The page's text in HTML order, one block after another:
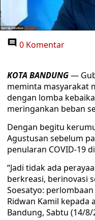
0 Komentar
KOTA BANDUNG—
meminta masyarakat
dengan lomba
meringankan beban
Dengan begitu
Agustusan sebelum
penularan COVID-19
“Jadi tidak ada
berkreasi, berinovasi
Soesatyo:
Ridwan Kamil kepada
Bandung, Sabtu (14/8/